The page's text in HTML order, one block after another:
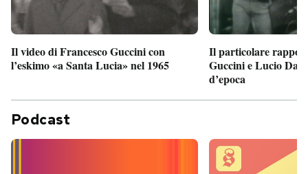
Il video di Francesco Guccini con
l’eskimo «a Santa Lucia» nel 1965
Il particolare
Guccini e Lucio
d’epoca
Podcast